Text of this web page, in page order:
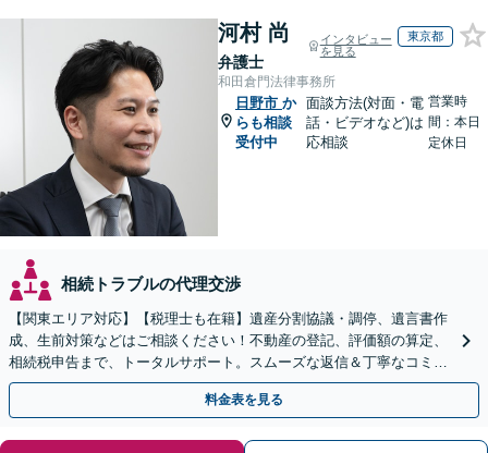
河村 尚
弁護士
インタビュー
を見る
東京都
和田倉門法律事務所
日野市 か
らも相談
受付中
面談方法(対面・電
話・ビデオなど)は
応相談
営業時
間：本日
定休日
相続トラブルの代理交渉
【関東エリア対応】【税理士も在籍】遺産分割協議・調停、遺言書作
成、生前対策などはご相談ください！不動産の登記、評価額の算定、
相続税申告まで、トータルサポート。スムーズな返信＆丁寧なコミュ
ニケーション◎お気軽にご相談ください。
料金表を見る